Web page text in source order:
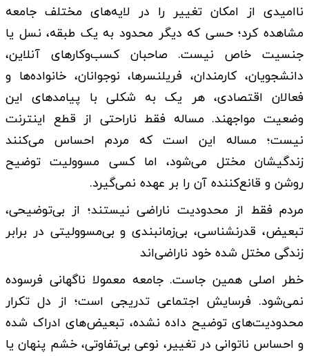
ناامیدی از امکان تغییر را در لایه‌های مختلف جامعه
مشاهده کرد؛ حسی که دیگر محدود به یک طبقه، نسل یا
جنسیت خاص نیست. صاحبان کسب‌وکارهای آنلاین،
دانشجویان، کارمندان، فریلنسرها، نوجوانان، خانواده‌ها و
فعالان اقتصادی، هر یک به شکلی با پیامدهای این
وضعیت مواجهند. مساله فقط ناراحتی از قطع اینترنت
نیست؛ مساله این است که مردم احساس می‌کنند
زندگیشان مختل می‌شود، اما کسی مسوولیت توضیح
روشن و قانع‌کننده آن را بر عهده نمی‌گیرد.
مردم فقط از محدودیت ناراضی نیستند؛ از بی‌توضیحی،
تبعیض، قدرنشناسی، بی‌زمانبندی و بی‌مسوولیتی در برابر
زندگی مختل ‌شده خود ناراضی‌اند
خطر اصلی همین‌ جاست. جامعه معمولا ناگهانی فرسوده
نمی‌شود. فرسایش اجتماعی تدریجی است؛ از دل تکرار
محدودیت‌های توضیح‌ داده ‌نشده، تبعیض‌های ادراک‌ شده
و احساس ناتوانی در تغییر، نوعی بی‌تفاوتی، خشم پنهان یا